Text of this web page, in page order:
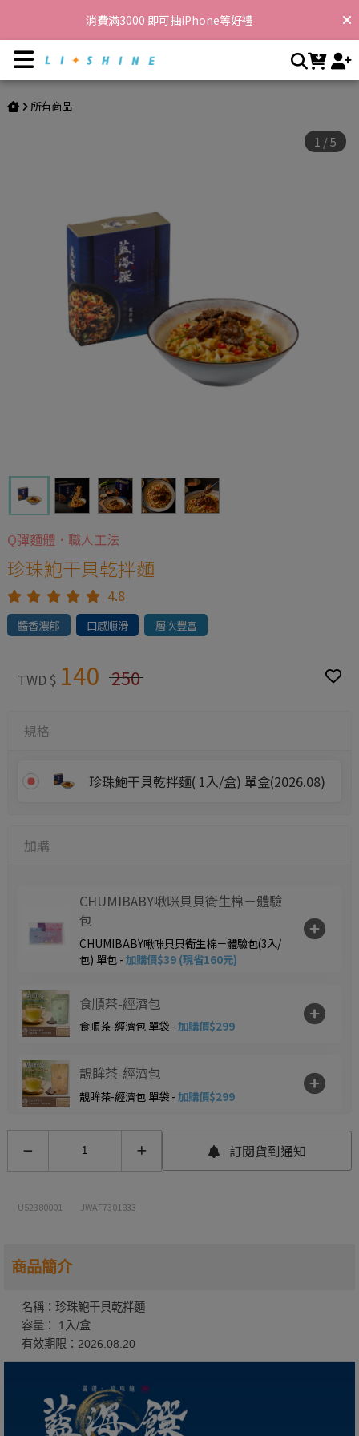
消費滿3000 即可抽iPhone等好禮
消費滿3888 滿額贈LADY TIME SO Easy生椰拿鐵*10包
消費滿12000 送 滿額贈蕭香私密香萃粉包(30入/盒) 乙盒+蕭春魚子
所有商品
1 /5
Q彈麵體．職人工法
珍珠鮑干貝乾拌麵
4.8
醬香濃郁 口感順滑 層次豐富
TWD $ 140 250
規格
珍珠鮑干貝乾拌麵( 1入/盒) 單盒(2026.08)
加購
CHUMIBABY啾咪貝貝衛生棉－體驗
包
CHUMIBABY啾咪貝貝衛生棉－體驗包(3入/
包) 單包 - 加購價$39 (現省160元)
食順茶-經濟包
食順茶-經濟包 單袋 - 加購價$299
靚眸茶-經濟包
靚眸茶-經濟包 單袋 - 加購價$299
酒精)(清新薄荷/急凍香橙)
髮圈套裝(紫/粉/黃/藍)
NO BRAND起司球
NO BRAND起司球(370g/桶) 單桶 2026.09 -
訂閱貨到通知
U52380001 JWAF7301833
商品簡介
名稱：珍珠鮑干貝乾拌麵
容量： 1入/盒
有效期限：2026.08.20